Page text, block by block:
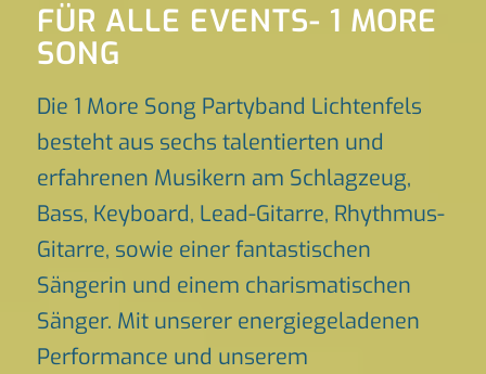
FÜR ALLE EVENTS- 1 MORE
SONG
Die 1 More Song Partyband Lichtenfels
besteht aus sechs talentierten und
erfahrenen Musikern am Schlagzeug,
Bass, Keyboard, Lead-Gitarre, Rhythmus-
Gitarre, sowie einer fantastischen
Sängerin und einem charismatischen
Sänger. Mit unserer energiegeladenen
Performance und unserem